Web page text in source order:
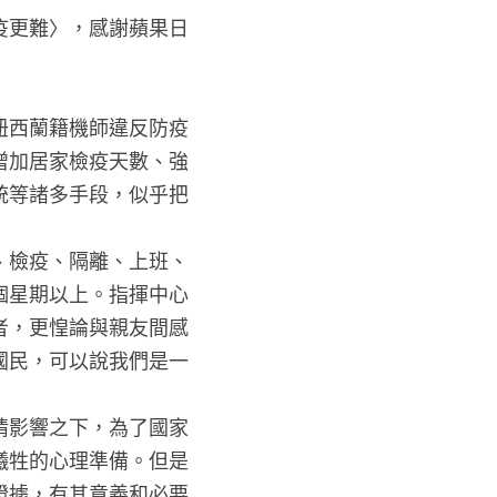
難〉，感謝蘋果日
西蘭籍機師違反防疫
居家檢疫天數、強
等諸多手段，似乎把
疫、隔離、上班、
星期以上。指揮中心
，更惶論與親友間感
民，可以說我們是一
響之下，為了國家
的心理準備。但是